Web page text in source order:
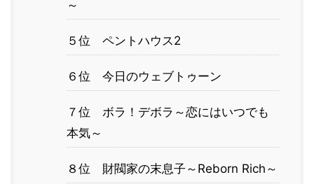
～
５位 ペントハウス2
６位 今日のウェブトゥーン
７位 ボラ！デボラ～恋にはいつでも
本気～
８位 財閥家の末息子～Reborn Rich～